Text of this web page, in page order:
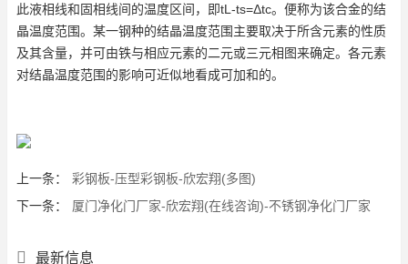
此液相线和固相线间的温度区间，即tL-ts=Δtc。便称为该合金的结
晶温度范围。某一钢种的结晶温度范围主要取决于所含元素的性质
及其含量，并可由铁与相应元素的二元或三元相图来确定。各元素
对结晶温度范围的影响可近似地看成可加和的。
上一条：
彩钢板-压型彩钢板-欣宏翔(多图)
下一条：
厦门净化门厂家-欣宏翔(在线咨询)-不锈钢净化门厂家
最新信息